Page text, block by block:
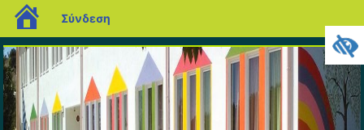
blogs.sch.gr
Σύνδεση